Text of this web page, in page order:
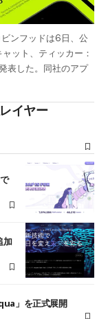
ンフッドは6日、公
ット、ティッカー：
表した。同社のアプ
イヤー
加
」を正式展開